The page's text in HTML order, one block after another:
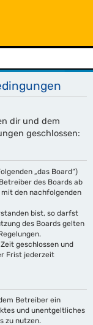
dir und dem
geschlossen:
„das Board“)
des Boards ab
den nachfolgenden
bist, so darfst
des Boards gelten
geschlossen und
Frist jederzeit
Betreiber ein
und unentgeltliches
zu nutzen.